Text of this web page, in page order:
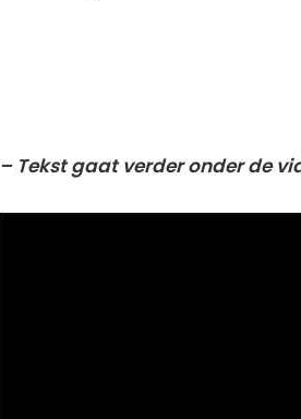
– Tekst gaat verder onder de